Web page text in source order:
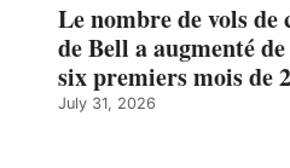
Le nombre de vols
de Bell a augmenté
six premiers mois de
July 31, 2026